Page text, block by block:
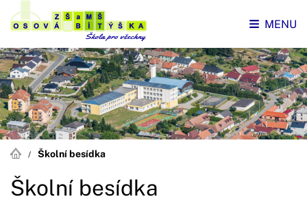
MENU
Školní besídka
Školní besídka